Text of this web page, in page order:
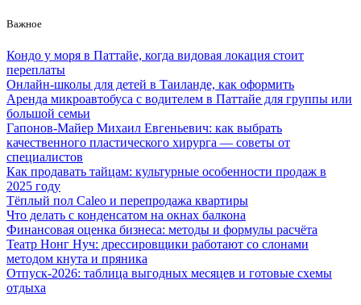
Skip
content
Важное
Кондо у моря в Паттайе, когда видовая локация стоит
переплаты
Онлайн-школы для детей в Таиланде, как оформить
Аренда микроавтобуса с водителем в Паттайе для группы или
большой семьи
Гапонов-Майер Михаил Евгеньевич: как выбрать
качественного пластического хирурга — советы от
специалистов
Как продавать тайцам: культурные особенности продаж в
2025 году
Тёплый пол Caleo и перепродажа квартиры
Что делать с конденсатом на окнах балкона
Финансовая оценка бизнеса: методы и формулы расчёта
Театр Нонг Нуч: дрессировщики работают со слонами
методом кнута и пряника
Отпуск-2026: таблица выгодных месяцев и готовые схемы
отдыха